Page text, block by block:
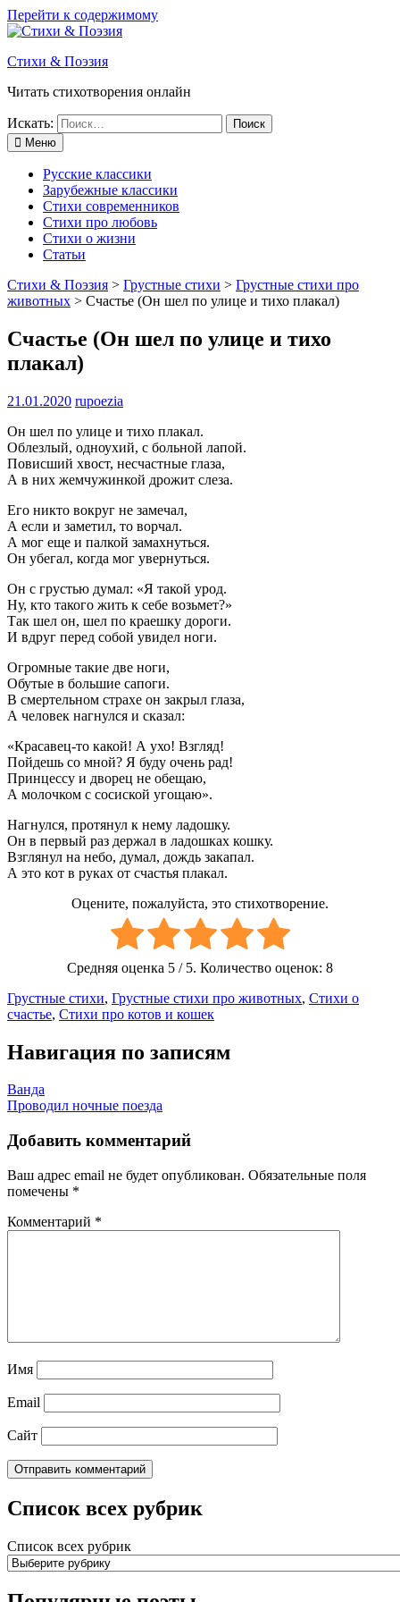
Перейти к содержимому
Стихи & Поэзия
Читать стихотворения онлайн
Искать:
Меню
Русские классики
Зарубежные классики
Стихи современников
Стихи про любовь
Стихи о жизни
Статьи
Стихи & Поэзия > Грустные стихи > Грустные стихи про
животных > Счастье (Он шел по улице и тихо плакал)
Счастье (Он шел по улице и тихо
плакал)
21.01.2020 rupoezia
Он шел по улице и тихо плакал.
Облезлый, одноухий, с больной лапой.
Повисший хвост, несчастные глаза,
А в них жемчужинкой дрожит слеза.
Его никто вокруг не замечал,
А если и заметил, то ворчал.
А мог еще и палкой замахнуться.
Он убегал, когда мог увернуться.
Он с грустью думал: «Я такой урод.
Ну, кто такого жить к себе возьмет?»
Так шел он, шел по краешку дороги.
И вдруг перед собой увидел ноги.
Огромные такие две ноги,
Обутые в большие сапоги.
В смертельном страхе он закрыл глаза,
А человек нагнулся и сказал:
«Красавец-то какой! А ухо! Взгляд!
Пойдешь со мной? Я буду очень рад!
Принцессу и дворец не обещаю,
А молочком с сосиской угощаю».
Нагнулся, протянул к нему ладошку.
Он в первый раз держал в ладошках кошку.
Взглянул на небо, думал, дождь закапал.
А это кот в руках от счастья плакал.
Оцените, пожалуйста, это стихотворение.
Средняя оценка 5 / 5. Количество оценок: 8
Грустные стихи, Грустные стихи про животных, Стихи о
счастье, Стихи про котов и кошек
Навигация по записям
Ванда
Проводил ночные поезда
Добавить комментарий
Ваш адрес email не будет опубликован. Обязательные поля
помечены *
Комментарий *
Имя
Email
Сайт
Список всех рубрик
Список всех рубрик